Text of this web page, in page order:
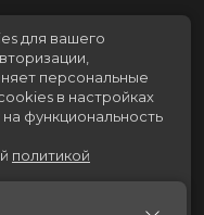
для вашего
персональные
в настройках
функциональность
политикой